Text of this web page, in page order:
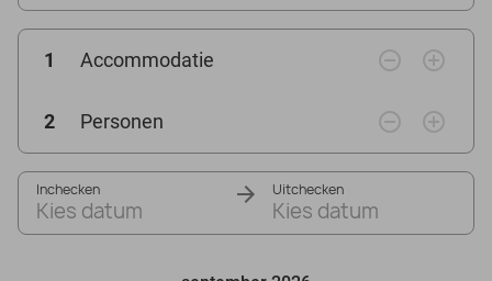
1 Accommodatie remove_circle_outline add_circle_outline
2 Personen remove_circle_outline add_circle_outline
Inchecken
Kies datum
Uitchecken
Kies datum